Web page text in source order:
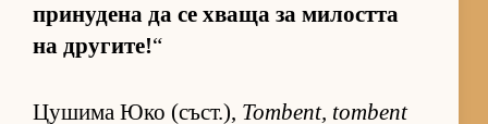
при­ну­дена да се хваща за ми­лостта
на дру­ги­те!“
Цу­шима Юко (съст­.), Tombent, tombent